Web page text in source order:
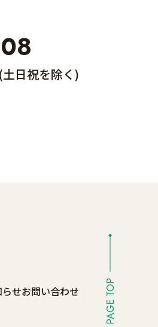
(土日祝を除く)
せお問い合わせ
PAGE TOP